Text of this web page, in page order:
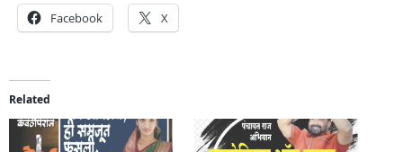
Facebook X
Related